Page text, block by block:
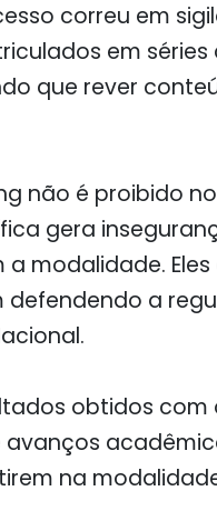
correu em
em séries
que rever
não é proibido no
gera
modalidade.
a
obtidos com
na